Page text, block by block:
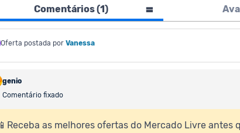
Comentários (1)
Oferta postada por Vanessa
genio
Comentário fixado
📱Receba as melhores ofertas do Mercado Livre antes